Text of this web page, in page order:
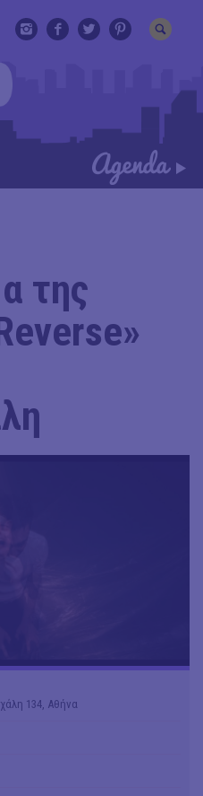
της
134, Αθήνα